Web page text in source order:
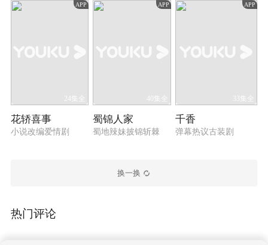
APP
24集全
花轿喜事
小说改编爱情剧
APP
40集全
蜀锦人家
蜀地辣妹披锦斩棘
APP
33集全
千香
弹幕热议古装剧
换一换
热门评论